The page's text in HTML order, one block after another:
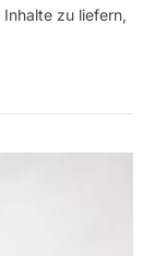
zu liefern,